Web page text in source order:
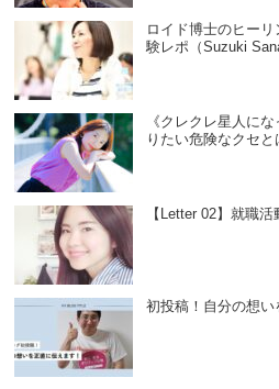
ロイド博士のヒー
験レポ（Suzuki
《クレクレ星人に
りたい危険なクセと
【Letter 02】就職
初投稿！自分の想い